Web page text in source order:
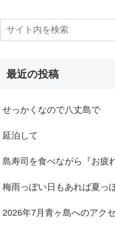
最近の投稿
せっかくなので八丈島で
延泊して
島寿司を食べながら『お疲
梅雨っぽい日もあれば夏っ
2026年7月青ヶ島へのアク